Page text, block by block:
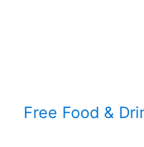
Free Food &